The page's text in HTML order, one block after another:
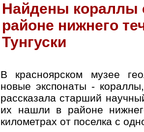
Найдены кораллы
районе нижнего
Тунгуски
В красноярском музее
новые экспонаты -
рассказала старший
их нашли в районе
километрах от поселка с